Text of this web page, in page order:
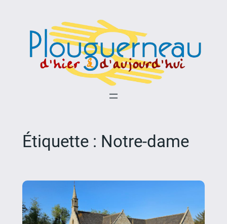
Étiquette : Notre-dame